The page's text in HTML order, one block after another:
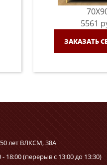
5561
ЗАКАЗАТЬ
лет ВЛКСМ, 38А
18:00 (перерыв с 13:00 до 13:30)